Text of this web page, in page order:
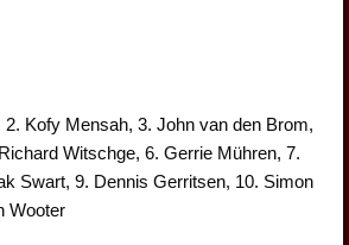
2. Kofy Mensah, 3. John van den Brom,
Witschge, 6. Gerrie Mühren, 7.
Swart, 9. Dennis Gerritsen, 10. Simon
Wooter